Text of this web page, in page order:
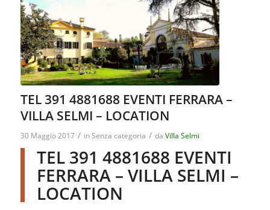
TEL 391 4881688 EVENTI FERRARA –
VILLA SELMI – LOCATION
30 Maggio 2017 / inSenza categoria / da Villa Selmi
TEL 391 4881688 EVENTI
FERRARA – VILLA SELMI –
LOCATION